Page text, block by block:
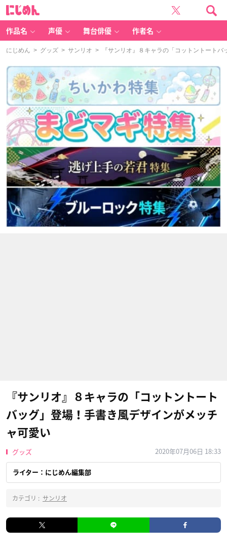
作品名 声優 舞台俳優 作者名
にじめん > グッズ > サンリオ > 『サンリオ』８キャラの「コットントートバ
『サンリオ』８キャラの「コットントート
バッグ」登場！手書き風デザインがメッチ
ャ可愛い
グッズ 2020年07月06日 18:33
ライター：にじめん編集部
カテゴリ : サンリオ